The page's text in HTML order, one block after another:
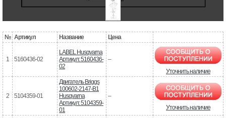
№ Артикул Название Цена
1 5160436-02
LABEL Husqvarna
Артикул: 5160436-
02
–
Уточнить наличие
2 5104359-01
Двигатель Briggs
100602-2147-B1
Husqvarna
Артикул: 5104359-
01
–
Уточнить наличие